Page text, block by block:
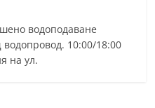
водоподаване
10:00/18:00
на ул.